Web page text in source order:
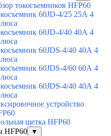
токосъемников HFP60
60JD-4/25 25А 4
60JD-4/40 40А 4
60JDS-4/40 40А 4
60JDS-4/60 60А 4
60JDS-4/40 40А 4
устройство
щетка HFP60
HFP60
▼